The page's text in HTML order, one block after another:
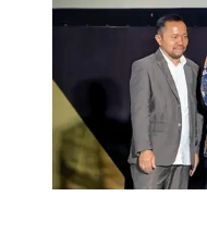
saat menerima
Pelopor Ekosistem
(16/10/2025). Foto: